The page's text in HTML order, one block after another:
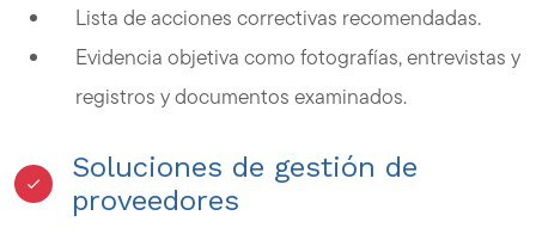
Lista de acciones correctivas recomendadas.
Evidencia objetiva como fotografías, entrevistas y
registros y documentos examinados.
Soluciones de gestión de
proveedores